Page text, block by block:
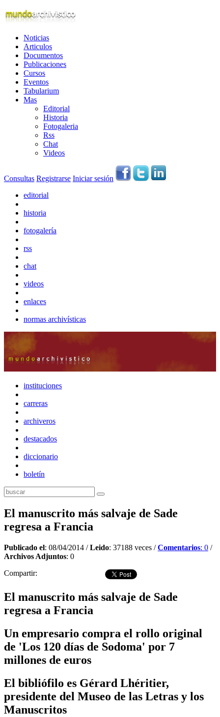
Noticias
Articulos
Documentos
Publicaciones
Cursos
Eventos
Tabularium
Mas
Editorial
Historia
Fotogaleria
Rss
Chat
Videos
Consultas Registrarse Iniciar sesión
editorial
historia
fotogalería
rss
chat
videos
enlaces
normas archivísticas
instituciones
carreras
archiveros
destacados
diccionario
boletín
El manuscrito más salvaje de Sade
regresa a Francia
Publicado el: 08/04/2014 /Leido: 37188 veces /Comentarios: 0 /
Archivos Adjuntos: 0
Compartir:
El manuscrito más salvaje de Sade
regresa a Francia
Un empresario compra el rollo original
de 'Los 120 días de Sodoma' por 7
millones de euros
El bibliófilo es Gérard Lhéritier,
presidente del Museo de las Letras y los
Manuscritos